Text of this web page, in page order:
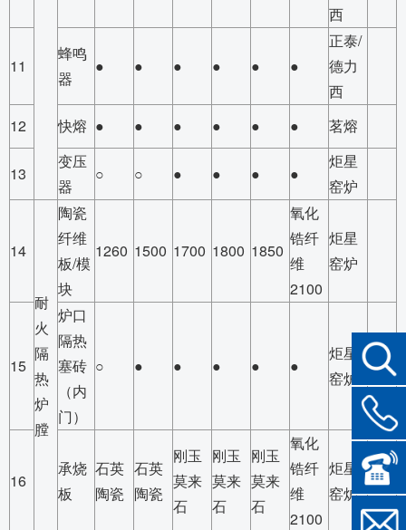
西
11
蜂鸣
器
● ● ● ● ● ●
正泰/
德力
西
12
快熔 ● ● ● ● ● ● 茗熔
13
变压
器
○ ○ ● ● ● ●
炬星
窑炉
14
耐
火
隔
热
炉
膛
陶瓷
纤维
板/模
块
1260 1500 1700 1800 1850
氧化
锆纤
维
2100
炬星
窑炉
15
炉口
隔热
塞砖
（内
门）
○ ● ● ● ● ●
炬星
窑炉
16
承烧
板
石英
陶瓷
石英
陶瓷
刚玉
莫来
石
刚玉
莫来
石
刚玉
莫来
石
氧化
锆纤
维
2100
炬星
窑炉